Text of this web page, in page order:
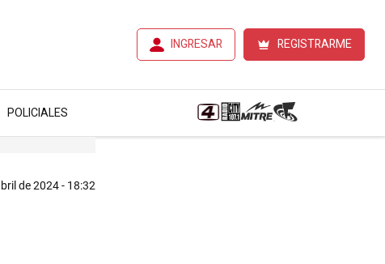
INGRESAR REGISTRARME
POLICIALES
de 2024 - 18:32